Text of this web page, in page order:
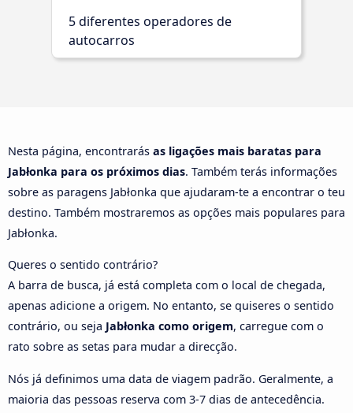
5 diferentes operadores de
autocarros
Nesta página, encontrarás as ligações mais baratas para
Jabłonka para os próximos dias. Também terás informações
sobre as paragens Jabłonka que ajudaram-te a encontrar o teu
destino. Também mostraremos as opções mais populares para
Jabłonka.
Queres o sentido contrário?
A barra de busca, já está completa com o local de chegada,
apenas adicione a origem. No entanto, se quiseres o sentido
contrário, ou seja Jabłonka como origem, carregue com o
rato sobre as setas para mudar a direcção.
Nós já definimos uma data de viagem padrão. Geralmente, a
maioria das pessoas reserva com 3-7 dias de antecedência.